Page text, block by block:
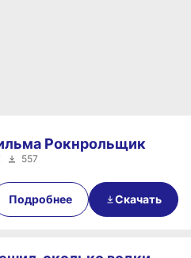
Рокнрольщик
557
Подробнее Скачать